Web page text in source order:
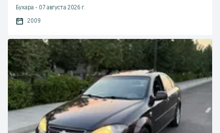
Бухара - 07 августа 2026 г.
2009